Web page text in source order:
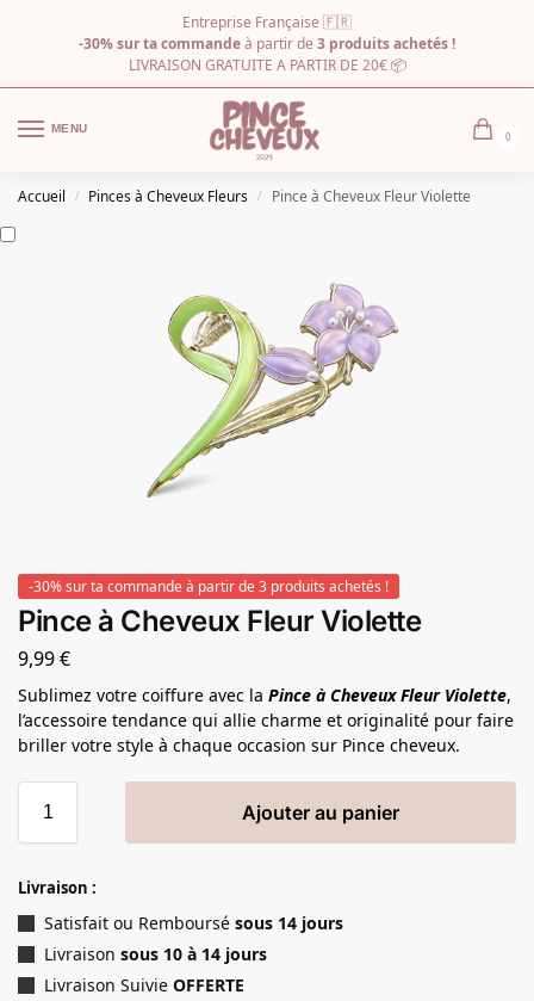
Entreprise Française 🇫🇷
-30% sur ta commandeà partir de 3 produits achetés !
LIVRAISON GRATUITE A PARTIR DE 20€ 📦
MENU
0
Accueil / Pinces à Cheveux Fleurs / Pince à Cheveux Fleur Violette
-30% sur ta commande à partir de 3 produits achetés !
Pince à Cheveux Fleur Violette
9,99€
Sublimez votre coiffure avec la Pince à Cheveux Fleur Violette,
l’accessoire tendance qui allie charme et originalité pour faire
briller votre style à chaque occasion sur Pince cheveux.
Ajouter au panier
Livraison :
Satisfait ou Remboursé sous 14 jours
Livraison sous 10 à 14 jours
Livraison Suivie OFFERTE